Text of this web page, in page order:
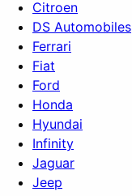
Citroen
DS Automobiles
Ferrari
Fiat
Ford
Honda
Hyundai
Infinity
Jaguar
Jeep